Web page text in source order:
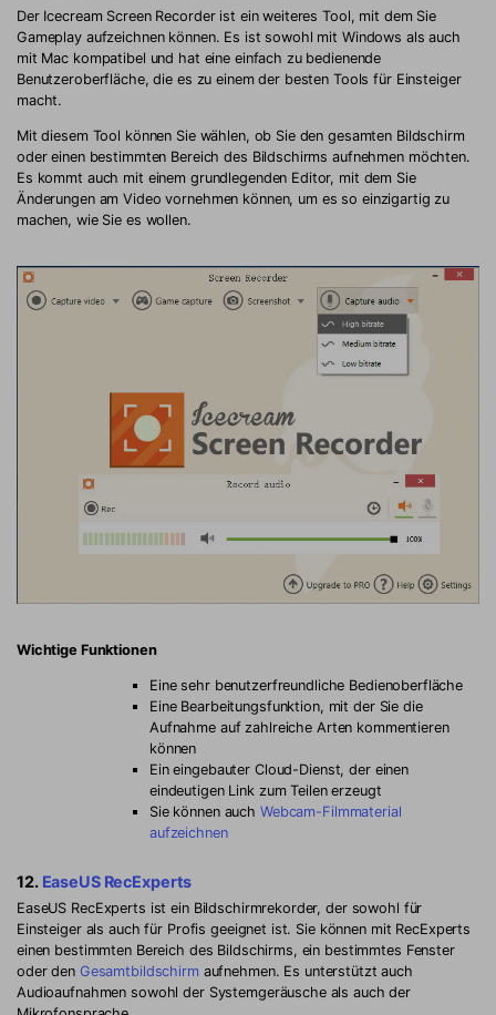
Der Icecream Screen Recorder ist ein weiteres Tool, mit dem Sie
Gameplay aufzeichnen können. Es ist sowohl mit Windows als auch
mit Mac kompatibel und hat eine einfach zu bedienende
Benutzeroberfläche, die es zu einem der besten Tools für Einsteiger
macht.
Mit diesem Tool können Sie wählen, ob Sie den gesamten Bildschirm
oder einen bestimmten Bereich des Bildschirms aufnehmen möchten.
Es kommt auch mit einem grundlegenden Editor, mit dem Sie
Änderungen am Video vornehmen können, um es so einzigartig zu
machen, wie Sie es wollen.
Wichtige Funktionen
Eine sehr benutzerfreundliche Bedienoberfläche
Eine Bearbeitungsfunktion, mit der Sie die
Aufnahme auf zahlreiche Arten kommentieren
können
Ein eingebauter Cloud-Dienst, der einen
eindeutigen Link zum Teilen erzeugt
Sie können auch Webcam-Filmmaterial
aufzeichnen
12. EaseUS RecExperts
EaseUS RecExperts ist ein Bildschirmrekorder, der sowohl für
Einsteiger als auch für Profis geeignet ist. Sie können mit RecExperts
einen bestimmten Bereich des Bildschirms, ein bestimmtes Fenster
oder den Gesamtbildschirm aufnehmen. Es unterstützt auch
Audioaufnahmen sowohl der Systemgeräusche als auch der